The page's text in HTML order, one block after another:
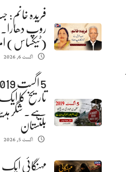
فریدہ
روپ دھارا.
(ٹیکساس)
اگست 6, 2026
تاریخ کا
ہے. شگر
بلتستان
اگست 5, 2026
مہنگائی